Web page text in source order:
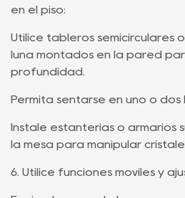
en el piso:
Utilice tableros semicirculares
luna montados en la pared
profundidad.
Permita sentarse en uno o dos
Instale estanterías o armarios
la mesa para manipular
6. Utilice funciones móviles y